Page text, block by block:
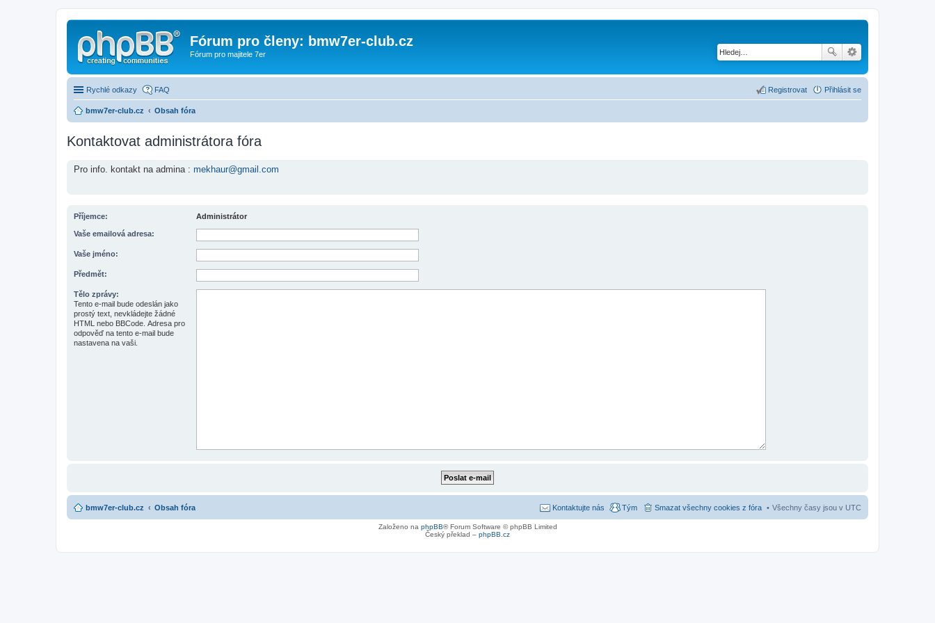
Fórum pro členy: bmw7er-club.cz
Fórum pro majitele 7er
Rychlé odkazy FAQ Přihlásit se
Registrovat
bmw7er-club.cz Obsah fóra
Kontaktovat administrátora fóra
Pro info. kontakt na admina : mekhaur@gmail.com
Příjemce: Administrátor
Vaše emailová adresa:
Vaše jméno:
Předmět:
Tělo zprávy:
Tento e-mail bude odeslán jako
prostý text, nevkládejte žádné
HTML nebo BBCode. Adresa pro
odpověď na tento e-mail bude
nastavena na vaši.
bmw7er-club.cz Obsah fóra Všechny časy jsou v UTC
Smazat všechny cookies z fóra
Tým
Kontaktujte nás
Založeno na phpBB® Forum Software © phpBB Limited
Český překlad – phpBB.cz